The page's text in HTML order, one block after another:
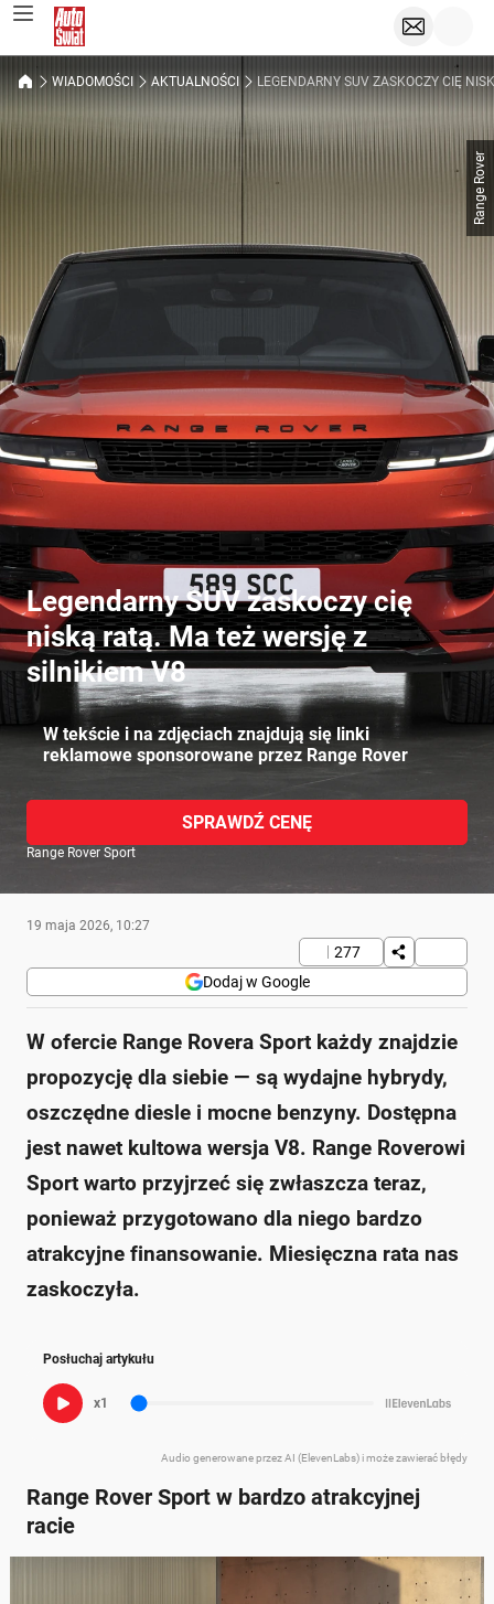
WIADOMOŚCI AKTUALNOŚCI LEGENDARNY SUV ZASKOCZY CIĘ
Range Rover
Legendarny SUV zaskoczy cię
niską ratą. Ma też wersję z
silnikiem V8
W tekście i na zdjęciach znajdują się linki
reklamowe sponsorowane przez Range Rover
Range Rover Sport
SPRAWDŹ CENĘ
19 maja 2026, 10:27
277
Dodaj w Google
W ofercie Range Rovera Sport każdy znajdzie
propozycję dla siebie — są wydajne hybrydy,
oszczędne diesle i mocne benzyny. Dostępna
jest nawet kultowa wersja V8. Range Roverowi
Sport warto przyjrzeć się zwłaszcza teraz,
ponieważ przygotowano dla niego bardzo
atrakcyjne finansowanie. Miesięczna rata nas
zaskoczyła.
Posłuchaj artykułu
x1
Audio generowane przez AI (ElevenLabs) i może zawierać błędy
Range Rover Sport w bardzo atrakcyjnej
racie